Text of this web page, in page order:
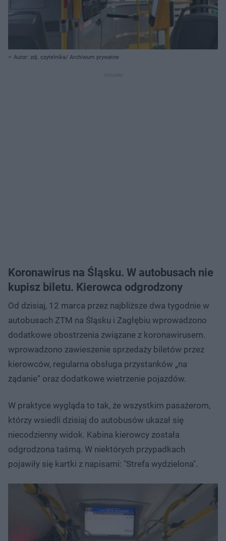
Autor: zdj. czytelnika/ Archiwum prywatne
Koronawirus na Śląsku. W autobusach nie
kupisz biletu. Kierowca odgrodzony
Od dzisiaj, 12 marca przez najbliższe dwa tygodnie w
autobusach ZTM na Śląsku i Zagłębiu wprowadzono
dodatkowe obostrzenia związane z koronawirusem.
wprowadzono zawieszenie sprzedaży biletów przez
kierowców, regularna obsługa przystanków „na
żądanie” oraz dodatkowe wietrzenie pojazdów.
W praktyce wygląda to tak, że wszystkim pasażerom,
którzy wsiedli dzisiaj do autobusów ukazał się
niecodzienny widok. Kabina kierowcy została
odgrodzona taśmą. W niektórych przypadkach
pojawiły się kartki z napisami: "Strefa wydzielona".